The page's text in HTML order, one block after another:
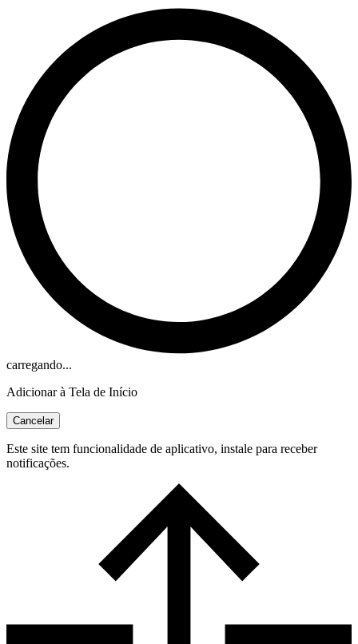
carregando...
Adicionar à Tela de Início
Cancelar
Este site tem funcionalidade de aplicativo, instale para receber
notificações.